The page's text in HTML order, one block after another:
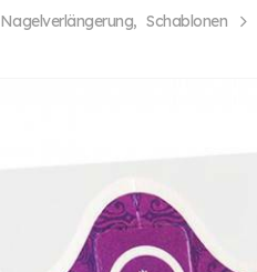
Nagelverlängerung, Schablonen